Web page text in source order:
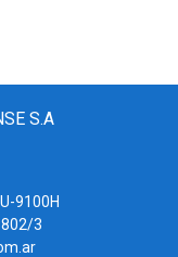
S.A
9100H
3